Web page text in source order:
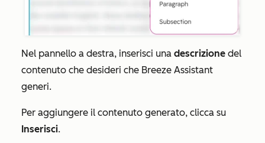
Nel pannello a destra, inserisci una descrizione del
contenuto che desideri che Breeze Assistant
generi.
Per aggiungere il contenuto generato, clicca su
Inserisci.